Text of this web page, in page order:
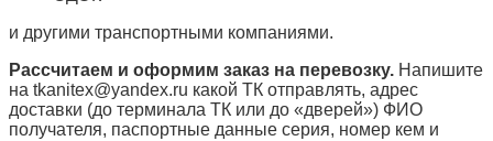
и другими транспортными компаниями.
Рассчитаем и оформим заказ на перевозку. Напишите
на tkanitex@yandex.ru какой ТК отправлять, адрес
доставки (до терминала ТК или до «дверей») ФИО
получателя, паспортные данные серия, номер кем и